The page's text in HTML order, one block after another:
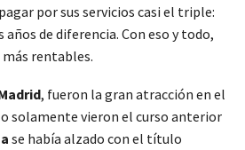
por sus servicios casi el triple:
años de diferencia. Con eso y todo,
más rentables.
, fueron la gran atracción en el
solamente vieron el curso anterior
se había alzado con el título